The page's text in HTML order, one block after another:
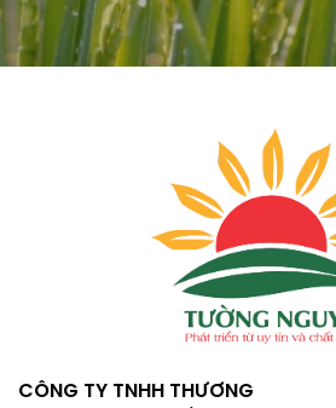
CÔNG TY TNHH THƯƠNG